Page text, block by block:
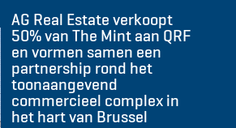
AG Real Estate verkoopt
50% van The Mint aan QRF
en vormen samen een
partnership rond het
toonaangevend
commercieel complex in
het hart van Brussel